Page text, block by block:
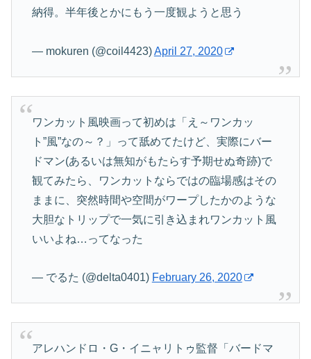
納得。半年後とかにもう一度観ようと思う
— mokuren (@coil4423)April 27, 2020
ワンカット風映画って初めは「え～ワンカッ
ト”風”なの～？」って舐めてたけど、実際にバー
ドマン(あるいは無知がもたらす予期せぬ奇跡)で
観てみたら、ワンカットならではの臨場感はその
ままに、突然時間や空間がワープしたかのような
大胆なトリップで一気に引き込まれワンカット風
いいよね…ってなった
— でるた (@delta0401) February 26, 2020
アレハンドロ・G・イニャリトゥ監督「バードマ